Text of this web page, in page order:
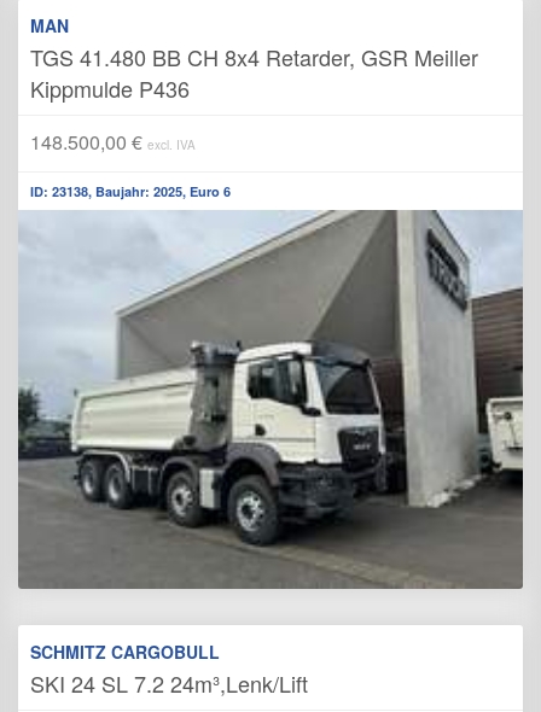
MAN
TGS 41.480 BB CH 8x4 Retarder, GSR Meiller
Kippmulde P436
148.500,00 € excl. IVA
ID: 23138, Baujahr: 2025, Euro 6
SCHMITZ CARGOBULL
SKI 24 SL 7.2 24m³,Lenk/Lift